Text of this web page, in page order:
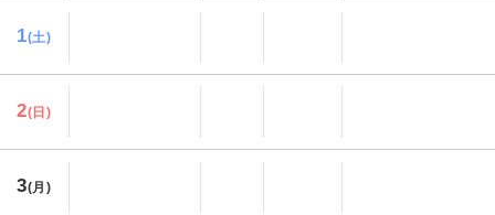
1(土)
2(日)
3(月)